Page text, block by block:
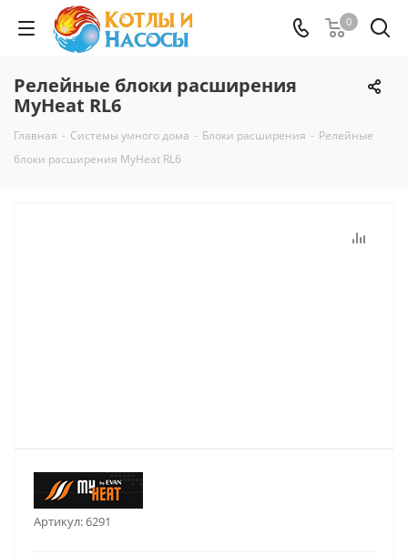
0
Релейные блоки расширения
MyHeat RL6
Главная - Системы умного дома - Блоки расширения - Релейные
блоки расширения MyHeat RL6
Артикул:6291